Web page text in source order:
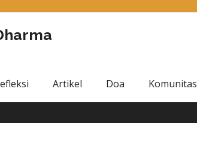
Artikel Doa Komunitas